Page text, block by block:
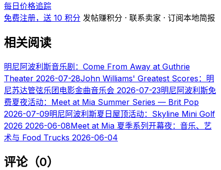
每日价格追踪
免费注册，送 10 积分 发帖赚积分 · 联系卖家 · 订阅本地简报
相关阅读
明尼阿波利斯音乐剧：Come From Away at Guthrie
Theater 2026-07-28John Williams' Greatest Scores：明
尼苏达管弦乐团电影金曲音乐会 2026-07-23明尼阿波利斯免
费夏夜活动：Meet at Mia Summer Series — Brit Pop
2026-07-09明尼阿波利斯夏日屋顶活动：Skyline Mini Golf
2026 2026-06-08Meet at Mia 夏季系列开幕夜：音乐、艺
术与 Food Trucks 2026-06-04
评论（0）